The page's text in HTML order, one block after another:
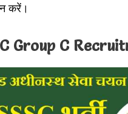
करें।
Group C